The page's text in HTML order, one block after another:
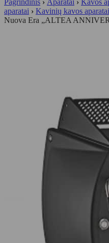
Pagrindinis › Aparatai › Kavos
aparatai › Kavinių kavos aparatai
Nuova Era „ALTEA